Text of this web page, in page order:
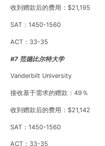
收到赠款后的费用：$21,195
SAT：1450-1560
ACT：33-35
#7 范德比尔特大学
Vanderbilt University
接收基于需求的赠款：49％
收到赠款后的费用：$21,142
SAT：1450-1560
ACT：33-35